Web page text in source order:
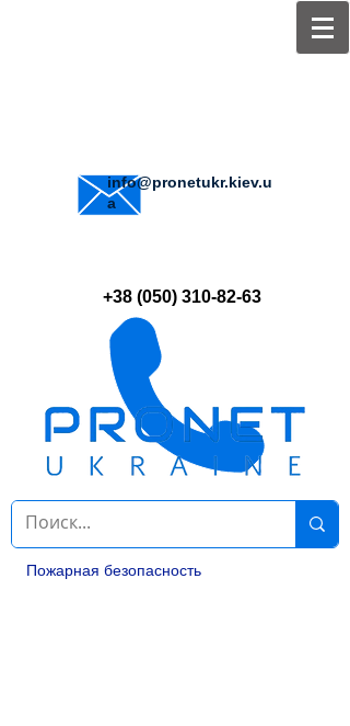
info@pronetukr.kiev.u
a
+38 (050) 310-82-63
Пожарная безопасность